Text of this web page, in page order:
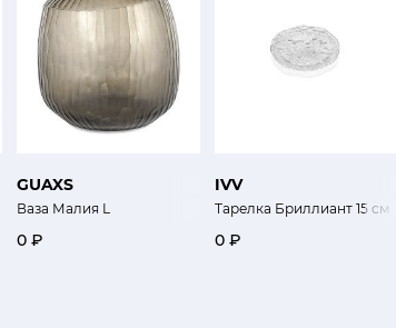
GUAXS
Ваза Малия L
0 ₽
IVV
Тарелка Бриллиант 15 см
0 ₽